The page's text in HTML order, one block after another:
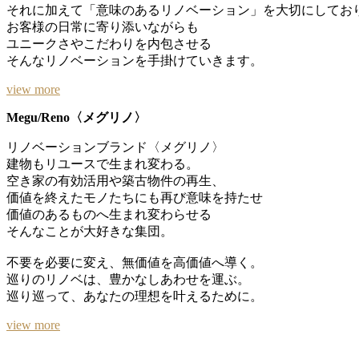
それに加えて「意味のあるリノベーション」を大切にしてお
お客様の日常に寄り添いながらも
ユニークさやこだわりを内包させる
そんなリノベーションを手掛けていきます。
view more
Megu/Reno〈メグリノ〉
リノベーションブランド〈メグリノ〉
建物もリユースで生まれ変わる。
空き家の有効活用や築古物件の再生、
価値を終えたモノたちにも再び意味を持たせ
価値のあるものへ生まれ変わらせる
そんなことが大好きな集団。
不要を必要に変え、無価値を高価値へ導く。
巡りのリノベは、豊かなしあわせを運ぶ。
巡り巡って、あなたの理想を叶えるために。
view more